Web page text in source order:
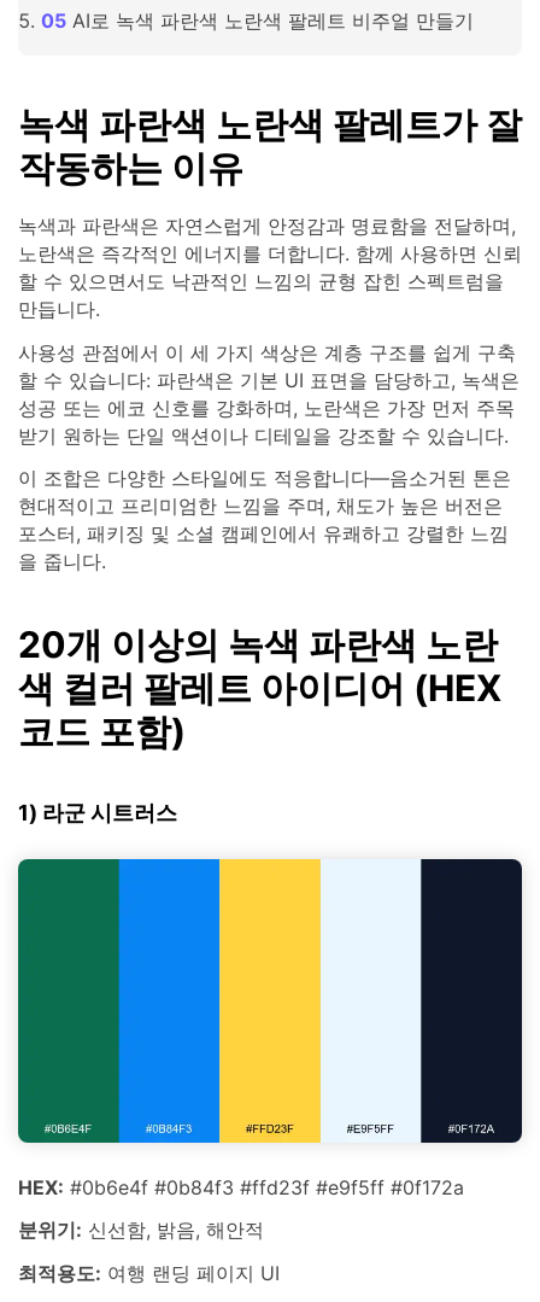
AI로 녹색 파란색 노란색 팔레트 비주얼 만들기
녹색 파란색 노란색 팔레트가 잘
작동하는 이유
녹색과 파란색은 자연스럽게 안정감과 명료함을 전달하며,
노란색은 즉각적인 에너지를 더합니다. 함께 사용하면 신뢰
할 수 있으면서도 낙관적인 느낌의 균형 잡힌 스펙트럼을
만듭니다.
사용성 관점에서 이 세 가지 색상은 계층 구조를 쉽게 구축
할 수 있습니다: 파란색은 기본 UI 표면을 담당하고, 녹색은
성공 또는 에코 신호를 강화하며, 노란색은 가장 먼저 주목
받기 원하는 단일 액션이나 디테일을 강조할 수 있습니다.
이 조합은 다양한 스타일에도 적응합니다—음소거된 톤은
현대적이고 프리미엄한 느낌을 주며, 채도가 높은 버전은
포스터, 패키징 및 소셜 캠페인에서 유쾌하고 강렬한 느낌
을 줍니다.
20개 이상의 녹색 파란색 노란
색 컬러 팔레트 아이디어 (HEX
코드 포함)
1) 라군 시트러스
HEX: #0b6e4f #0b84f3 #ffd23f #e9f5ff #0f172a
분위기: 신선함, 밝음, 해안적
최적용도: 여행 랜딩 페이지 UI